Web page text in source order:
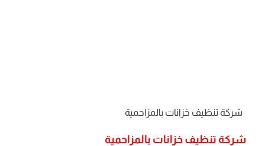
شركة تنظيف خزانات بالمزاحمية
شركة تنظيف خزانات بالمزاحمية